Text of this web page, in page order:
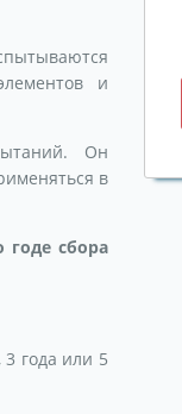
и
Он
в
годе сбора
года или 5